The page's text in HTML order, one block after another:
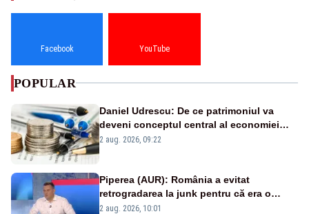
Facebook YouTube
POPULAR
Daniel Udrescu: De ce patrimoniul va
deveni conceptul central al economiei
viitoare?
2 aug. 2026, 09:22
Piperea (AUR): România a evitat
retrogradarea la junk pentru că era o
catastrofă pentru bănci și fondurile de
2 aug. 2026, 10:01